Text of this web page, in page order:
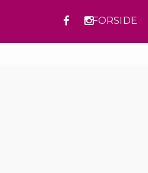
FORSIDE